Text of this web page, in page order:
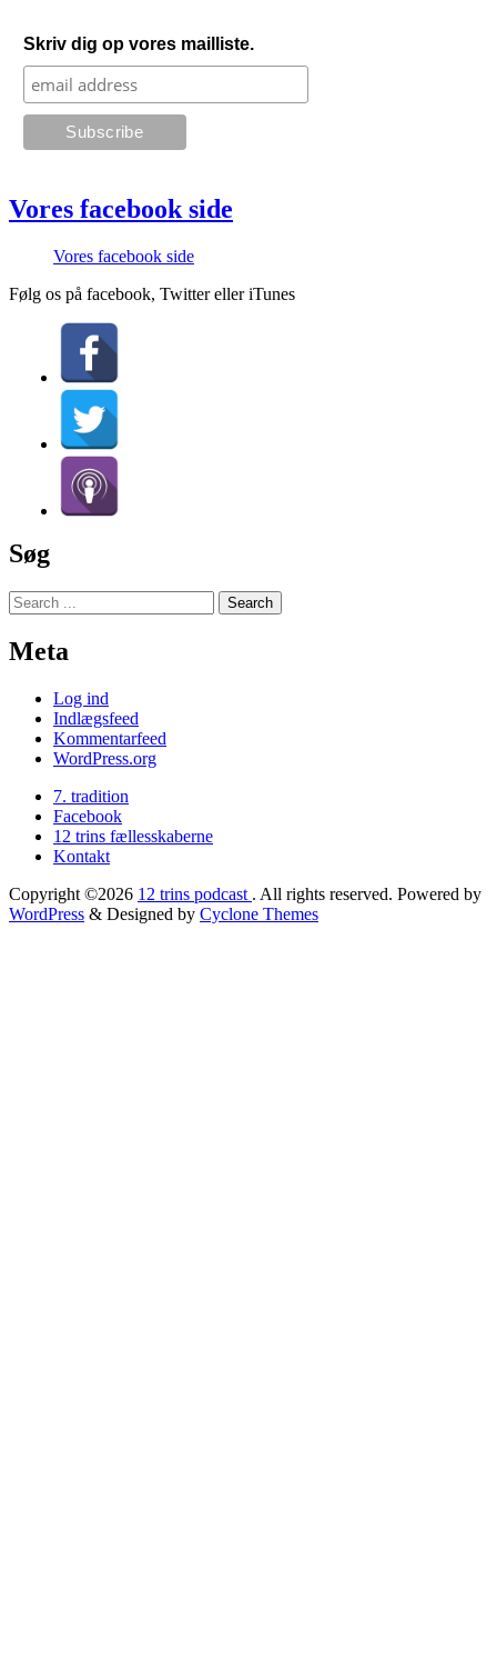
Skriv dig op vores mailliste.
Vores facebook side
Vores facebook side
Følg os på facebook, Twitter eller iTunes
Søg
Meta
Log ind
Indlægsfeed
Kommentarfeed
WordPress.org
7. tradition
Facebook
12 trins fællesskaberne
Kontakt
Copyright ©2026 12 trins podcast . All rights reserved. Powered by
WordPress & Designed by Cyclone Themes